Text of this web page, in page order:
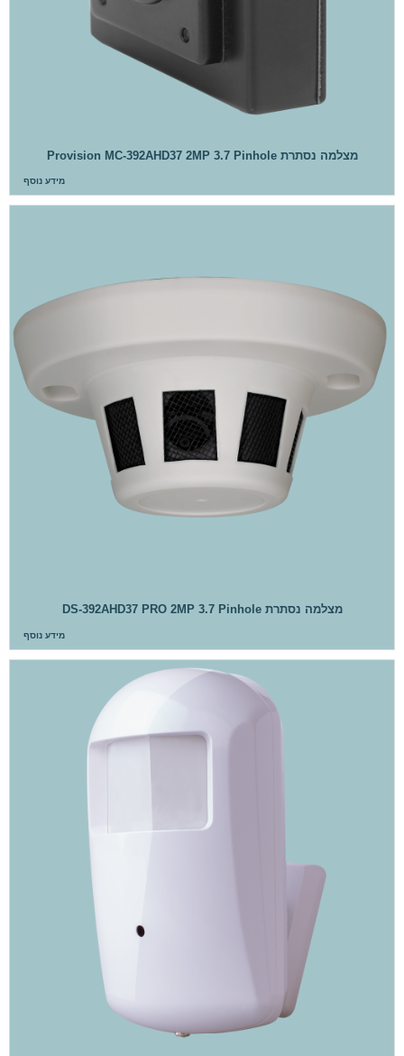
מצלמה נסתרת Provision MC-392AHD37 2MP 3.7 Pinhole
מידע נוסף
מצלמה נסתרת DS-392AHD37 PRO 2MP 3.7 Pinhole
מידע נוסף